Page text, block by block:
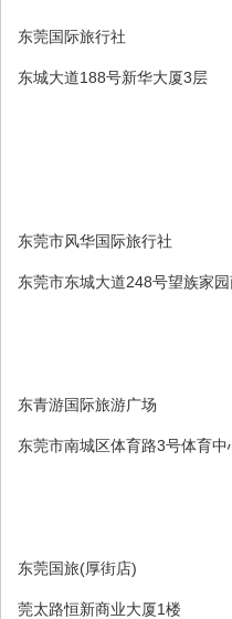
东莞国际旅行社
东城大道188号新华大厦3层
东莞市风华国际旅行社
东莞市东城大道248号望族家
东青游国际旅游广场
东莞市南城区体育路3号体育
东莞国旅(厚街店)
莞太路恒新商业大厦1楼